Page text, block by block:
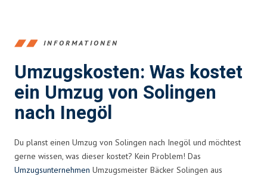
INFORMATIONEN
Umzugskosten: Was kostet
ein Umzug von Solingen
nach Inegöl
Du planst einen Umzug von Solingen nach Inegöl und möchtest
gerne wissen, was dieser kostet? Kein Problem! Das
Umzugsunternehmen Umzugsmeister Bäcker Solingen aus